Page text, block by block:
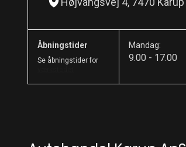
Åbningstider
Se åbningstider for
Mandag:
9.00 - 17.00